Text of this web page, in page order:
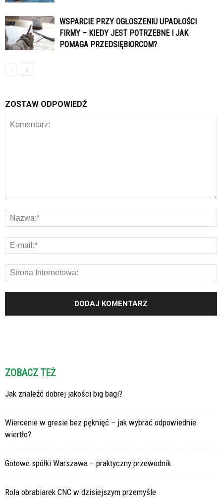
WSPARCIE PRZY OGŁOSZENIU UPADŁOŚCI
FIRMY – KIEDY JEST POTRZEBNE I JAK
POMAGA PRZEDSIĘBIORCOM?
ZOSTAW ODPOWIEDŹ
ZOBACZ TEŻ
Jak znaleźć dobrej jakości big bagi?
Wiercenie w gresie bez pęknięć – jak wybrać odpowiednie
wiertło?
Gotowe spółki Warszawa – praktyczny przewodnik
Rola obrabiarek CNC w dzisiejszym przemyśle